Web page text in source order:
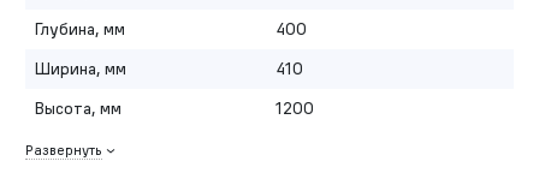
Глубина, мм
400
Ширина, мм
410
Высота, мм
1200
Развернуть